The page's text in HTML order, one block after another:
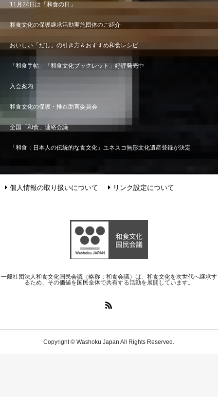
11月24日は「和食の日」
和食文化の保護継承活動実施団体のご紹介
おいしい「だし」の引き方＆おすすめ和食レシピ
「和食手帖」「和食文化ブックレット」好評発売中
入会案内
和食文化の保護・推進助言委員会
全国「和食」連絡会議
「和食：日本人の伝統的な食文化」ユネスコ無形文化遺産登録が決定
個人情報の取り扱いについて リンク設定について
一般社団法人和食文化国民会議（略称：和食会議）は、和食文化を次世代へ継承す
るため、その価値を国民全体で共有する活動を展開しています。
Copyright © Washoku Japan All Rights Reserved.